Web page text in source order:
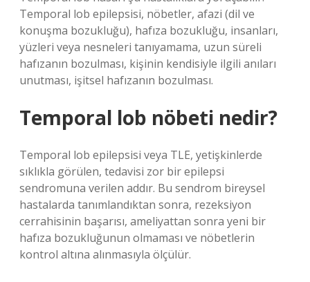
Temporal lob epilepsisi, nöbetler, afazi (dil ve
konuşma bozukluğu), hafıza bozukluğu, insanları,
yüzleri veya nesneleri tanıyamama, uzun süreli
hafızanın bozulması, kişinin kendisiyle ilgili anıları
unutması, işitsel hafızanın bozulması.
Temporal lob nöbeti nedir?
Temporal lob epilepsisi veya TLE, yetişkinlerde
sıklıkla görülen, tedavisi zor bir epilepsi
sendromuna verilen addır. Bu sendrom bireysel
hastalarda tanımlandıktan sonra, rezeksiyon
cerrahisinin başarısı, ameliyattan sonra yeni bir
hafıza bozukluğunun olmaması ve nöbetlerin
kontrol altına alınmasıyla ölçülür.